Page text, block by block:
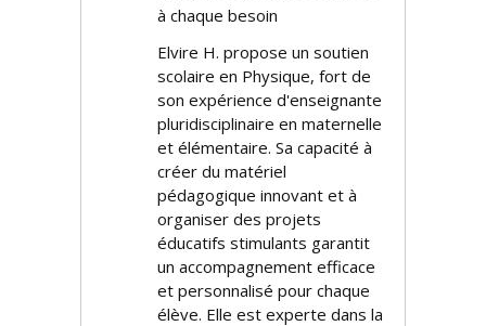
à chaque besoin
Elvire H. propose un soutien
scolaire en Physique, fort de
son expérience d'enseignante
pluridisciplinaire en maternelle
et élémentaire. Sa capacité à
créer du matériel
pédagogique innovant et à
organiser des projets
éducatifs stimulants garantit
un accompagnement efficace
et personnalisé pour chaque
élève. Elle est experte dans la